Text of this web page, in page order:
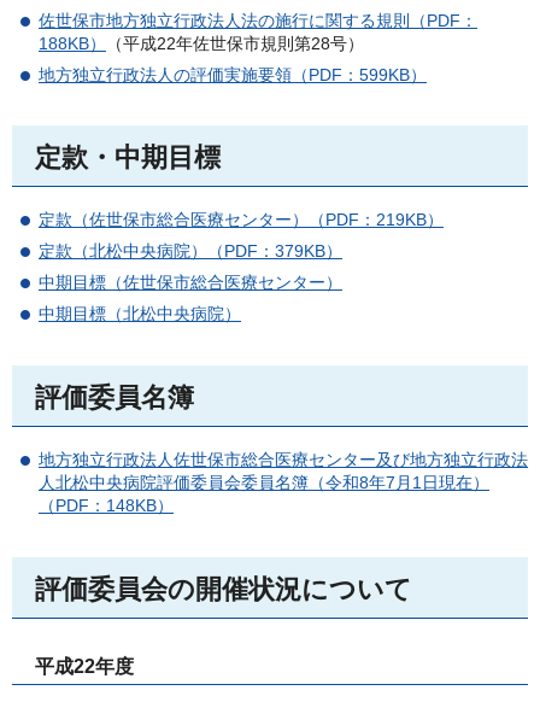
佐世保市地方独立行政法人法の施行に関する規則（PDF：
188KB）
（平成22年佐世保市規則第28号）
地方独立行政法人の評価実施要領（PDF：599KB）
定款・中期目標
定款（佐世保市総合医療センター）（PDF：219KB）
定款（北松中央病院）（PDF：379KB）
中期目標（佐世保市総合医療センター）
中期目標（北松中央病院）
評価委員名簿
地方独立行政法人佐世保市総合医療センター及び地方独立行政法
人北松中央病院評価委員会委員名簿（令和8年7月1日現在）
（PDF：148KB）
評価委員会の開催状況について
平成22年度